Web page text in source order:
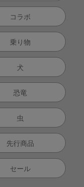
コラボ
乗り物
犬
恐竜
虫
先行商品
セール